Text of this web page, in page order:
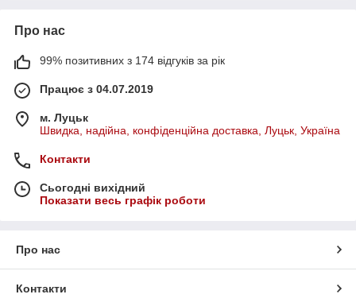
Про нас
99% позитивних з 174 відгуків за рік
Працює з 04.07.2019
м. Луцьк
Швидка, надійна, конфіденційна доставка, Луцьк, Україна
Контакти
Сьогодні вихідний
Показати весь графік роботи
Про нас
Контакти